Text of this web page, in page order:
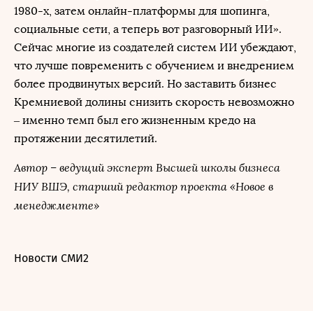
1980-х, затем онлайн-платформы для шопинга,
социальные сети, а теперь вот разговорный ИИ».
Сейчас многие из создателей систем ИИ убеждают,
что лучше повременить с обучением и внедрением
более продвинутых версий. Но заставить бизнес
Кремниевой долины снизить скорость невозможно
– именно темп был его жизненным кредо на
протяжении десятилетий.
Автор – ведущий эксперт Высшей школы бизнеса
НИУ ВШЭ, старший редактор проекта «Новое в
менеджменте»
Новости СМИ2